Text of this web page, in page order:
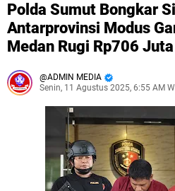
Polda Sumut Bongkar
Antarprovinsi Modus
Medan Rugi Rp706 Juta
ADMIN MEDIA
Senin, 11 Agustus 2025, 6:55 AM